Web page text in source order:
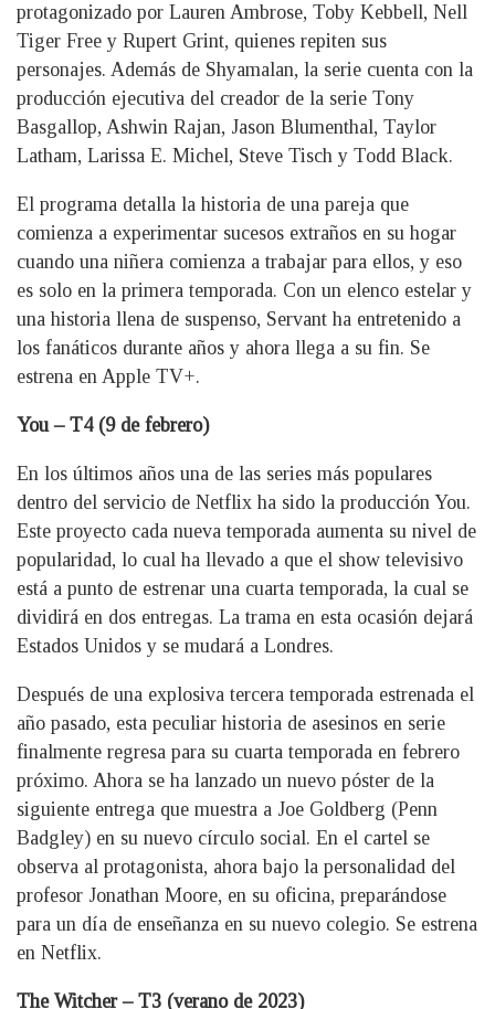
protagonizado por Lauren Ambrose, Toby Kebbell, Nell
Tiger Free y Rupert Grint, quienes repiten sus
personajes. Además de Shyamalan, la serie cuenta con la
producción ejecutiva del creador de la serie Tony
Basgallop, Ashwin Rajan, Jason Blumenthal, Taylor
Latham, Larissa E. Michel, Steve Tisch y Todd Black.
El programa detalla la historia de una pareja que
comienza a experimentar sucesos extraños en su hogar
cuando una niñera comienza a trabajar para ellos, y eso
es solo en la primera temporada. Con un elenco estelar y
una historia llena de suspenso, Servant ha entretenido a
los fanáticos durante años y ahora llega a su fin. Se
estrena en Apple TV+.
You – T4 (9 de febrero)
En los últimos años una de las series más populares
dentro del servicio de Netflix ha sido la producción You.
Este proyecto cada nueva temporada aumenta su nivel de
popularidad, lo cual ha llevado a que el show televisivo
está a punto de estrenar una cuarta temporada, la cual se
dividirá en dos entregas. La trama en esta ocasión dejará
Estados Unidos y se mudará a Londres.
Después de una explosiva tercera temporada estrenada el
año pasado, esta peculiar historia de asesinos en serie
finalmente regresa para su cuarta temporada en febrero
próximo. Ahora se ha lanzado un nuevo póster de la
siguiente entrega que muestra a Joe Goldberg (Penn
Badgley) en su nuevo círculo social. En el cartel se
observa al protagonista, ahora bajo la personalidad del
profesor Jonathan Moore, en su oficina, preparándose
para un día de enseñanza en su nuevo colegio. Se estrena
en Netflix.
The Witcher – T3 (verano de 2023)